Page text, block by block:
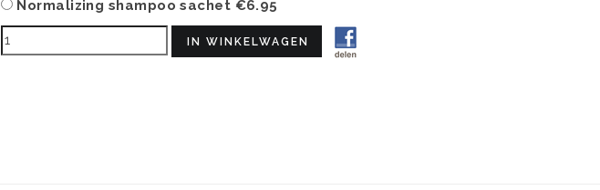
Normalizing shampoo sachet €6.95